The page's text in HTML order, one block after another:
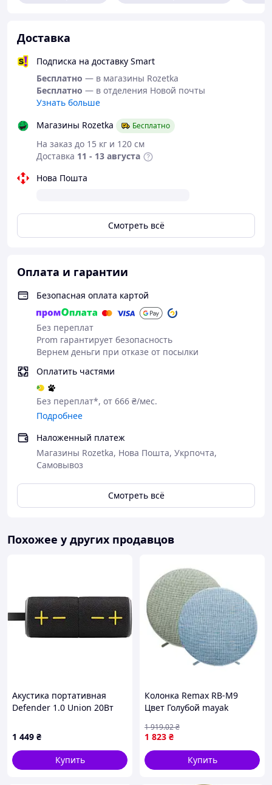
Колонка создана для активной жизни: встроенная в
корпус ручка позволяет легко брать ее с собой, а
защита стандарта IPX6 гарантирует, что внезапный
дождь или брызги у бассейна не испортят вечеринку.
Более того, благодаря мощному аккумулятору на 8800
мАч, Hopestar A50 может работать как PowerBank,
заряжая ваш смартфон прямо во время
воспроизведения музыки.
Основные преимущества
🔥 Мощный стереозвук 80 Вт:
частоты и густой бас для любого жанра музыки.
🔋 Функция PowerBank:
🔗 Технология Connect+:Объединяйте
концертного звука.
брызг и влаги — идеально для пляжа, дачи или
🌈 Динамическое световое шоу:LED-
подсветка синхронизируется с ритмом музыки,
создавая праздничную атмосферу.
встроенный микрофон
с шумоподавлением позволяет использовать
🚀 Быстрая зарядка Type-C:современный
интерфейс для быстрого пополнения энергии
Доставка
Подписка на доставку Smart
Бесплатно — в магазины Rozetka
Бесплатно — в отделения Новой почты
Узнать больше
Магазины Rozetka
Бесплатно
На заказ до 15 кг и 120 см
Доставка 11 - 13 августа
Нова Пошта
Смотреть всё
Оплата и гарантии
Безопасная оплата картой
Без переплат
Prom гарантирует безопасность
Вернем деньги при отказе от посылки
Оплатить частями
Без переплат*, от 666 ₴/мес.
Подробнее
Наложенный платеж
Магазины Rozetka, Нова Пошта, Укрпочта,
Самовывоз
Смотреть всё
Похожее у других продавцов
Акустика портативная
Defender 1.0 Union 20Вт
1 449 ₴
Купить
Колонка Remax RB-M9
Цвет Голубой mayak
1 823 ₴
1 919.02₴
Купить